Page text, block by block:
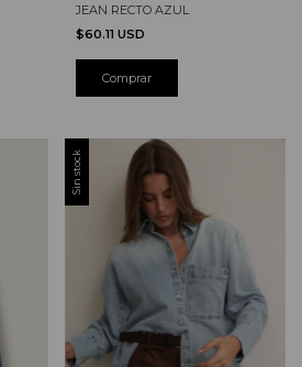
JEAN RECTO AZUL
$60.11 USD
Comprar
Sin stock